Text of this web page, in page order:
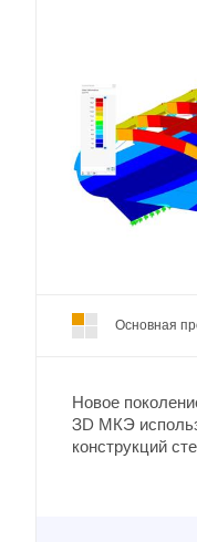
Основная
Новое
3D МКЭ
конструкций